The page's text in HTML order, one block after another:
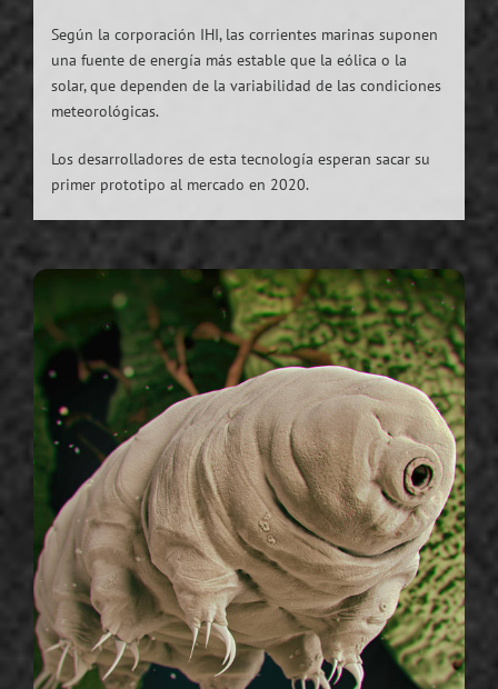
Según la corporación IHI, las corrientes marinas suponen
una fuente de energía más estable que la eólica o la
solar, que dependen de la variabilidad de las condiciones
meteorológicas.
Los desarrolladores de esta tecnología esperan sacar su
primer prototipo al mercado en 2020.